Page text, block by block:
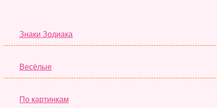
Знаки Зодиака
Весёлые
По картинкам